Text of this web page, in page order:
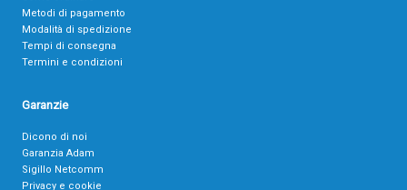
Metodi di pagamento
Modalità di spedizione
Tempi di consegna
Termini e condizioni
Garanzie
Dicono di noi
Garanzia Adam
Sigillo Netcomm
Privacy e cookie